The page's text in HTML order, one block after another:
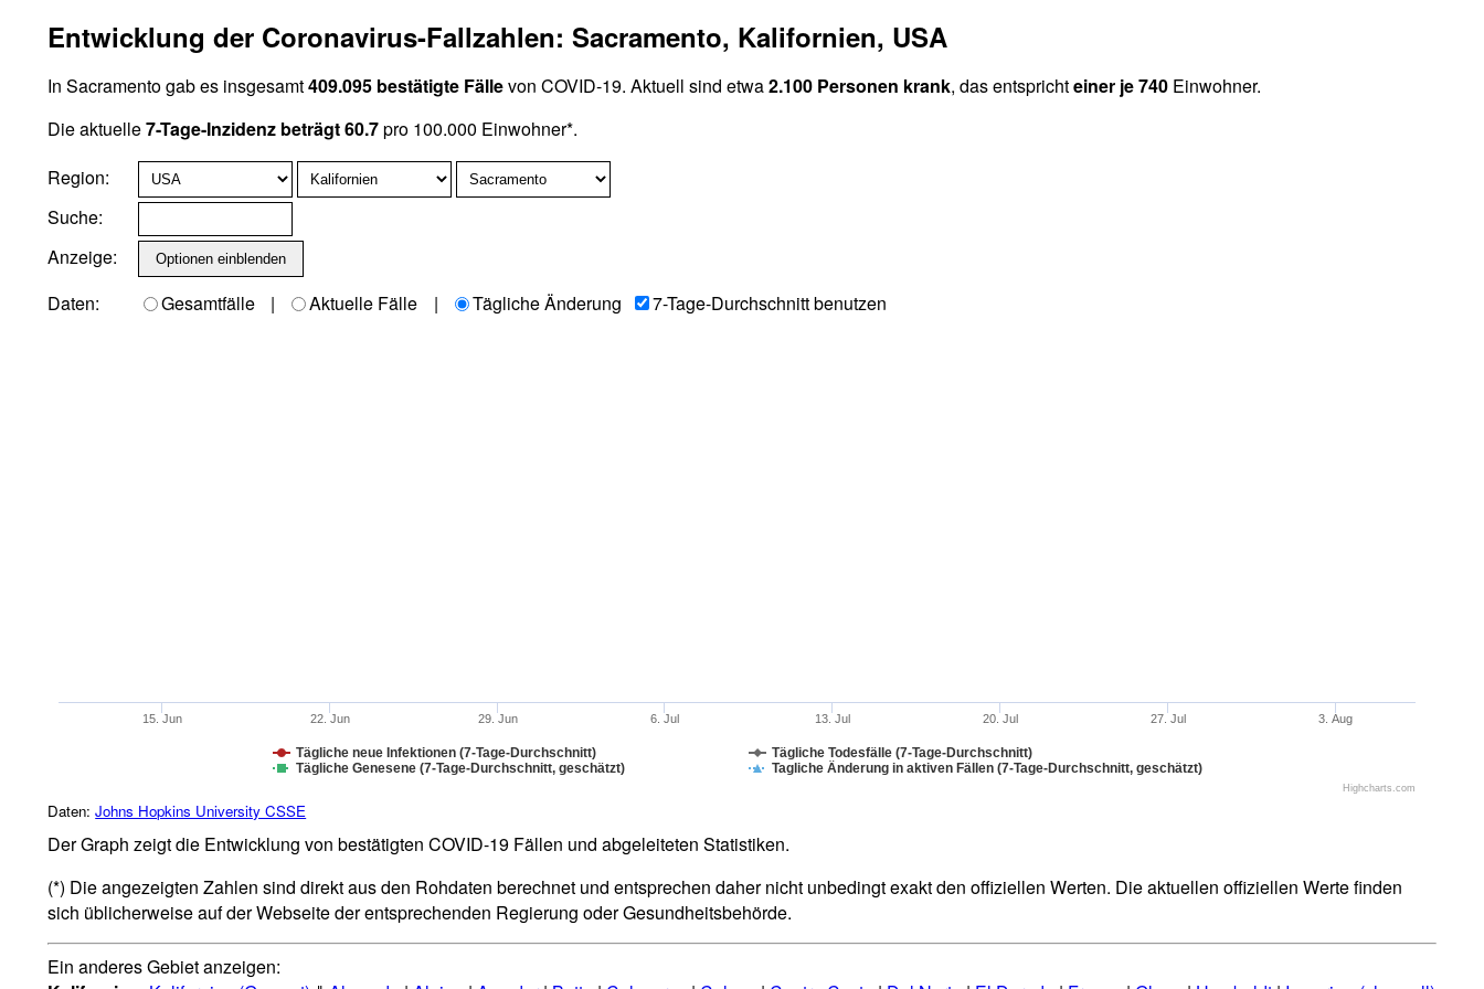
Entwicklung der Coronavirus-Fallzahlen: Sacramento, Kalifornien, USA
In Sacramento gab es insgesamt409.095 bestätigte Fällevon COVID-19. Aktuell sind etwa2.100 Personen krank, das entsprichteiner je 740 Einwohner.
Die aktuelle7-Tage-Inzidenz beträgt 60.7pro 100.000 Einwohner*.
Region:
Suche:
Anzeige:
Daten:
Gesamtfälle | Aktuelle Fälle | Tägliche Änderung 7-Tage-Durchschnitt benutzen
Tägliche neue Infektionen (7-Tage-Durchschnitt)
Tägliche Todesfälle (7-Tage-Durchschnitt)
Tägliche Genesene (7-Tage-Durchschnitt, geschätzt)
Tagliche Änderung in aktiven Fällen (7-Tage-Durchschnitt, geschätzt)
15. Jun 22. Jun 29. Jun 6. Jul 13. Jul 20. Jul 27. Jul 3. Aug
Highcharts.com
Daten:Johns Hopkins University CSSE
Der Graph zeigt die Entwicklung von bestätigten COVID-19 Fällen und abgeleiteten Statistiken.
(*) Die angezeigten Zahlen sind direkt aus den Rohdaten berechnet und entsprechen daher nicht unbedingt exakt den offiziellen Werten. Die aktuellen offiziellen Werte finden
sich üblicherweise auf der Webseite der entsprechenden Regierung oder Gesundheitsbehörde.
Ein anderes Gebiet anzeigen: